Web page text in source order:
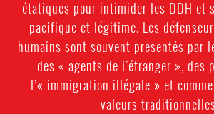
étatiques pour intimider les DDH et
pacifique et légitime. Les
humains sont souvent présentés par
des « agents de l’étranger », des
l’« immigration illégale » et
valeurs